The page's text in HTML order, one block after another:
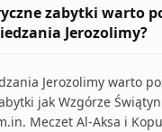
zabytki warto
Jerozolimy?
Jerozolimy warto
jak Wzgórze
Meczet Al-Aksa i